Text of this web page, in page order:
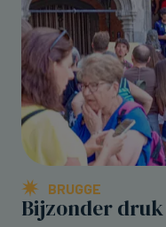
BRUGGE
Bijzonder